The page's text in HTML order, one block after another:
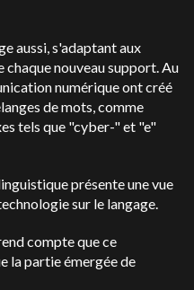
aussi, s'adaptant aux
chaque nouveau support.Au
numérique ont créé
de mots, comme
tels que "cyber-" et "e"
présente une vue
sur le langage.
compte que ce
la partie émergée de